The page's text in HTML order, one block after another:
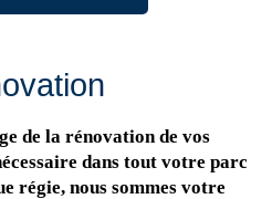
de la rénovation de vos
dans tout votre parc
régie, nous sommes votre